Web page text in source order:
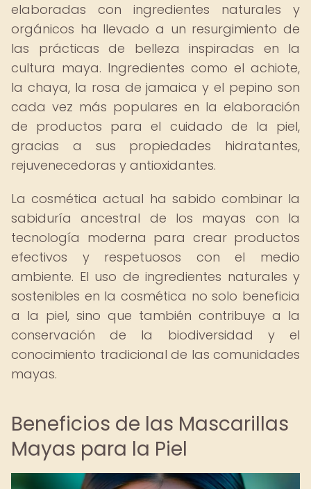
elaboradas con ingredientes naturales y
orgánicos ha llevado a un resurgimiento de
las prácticas de belleza inspiradas en la
cultura maya. Ingredientes como el achiote,
la chaya, la rosa de jamaica y el pepino son
cada vez más populares en la elaboración
de productos para el cuidado de la piel,
gracias a sus propiedades hidratantes,
rejuvenecedoras y antioxidantes.
La cosmética actual ha sabido combinar la
sabiduría ancestral de los mayas con la
tecnología moderna para crear productos
efectivos y respetuosos con el medio
ambiente. El uso de ingredientes naturales y
sostenibles en la cosmética no solo beneficia
a la piel, sino que también contribuye a la
conservación de la biodiversidad y el
conocimiento tradicional de las comunidades
mayas.
Beneficios de las Mascarillas
Mayas para la Piel